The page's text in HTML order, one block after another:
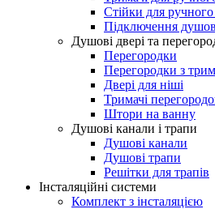
Стійки для
Підключення
Душові двері та
Перегородки
Перегородки з
Двері для ніші
Тримачі
Штори на ванну
Душові канали і трапи
Душові канали
Душові трапи
Решітки для трапів
Інсталяційні системи
Комплект з інсталяцією